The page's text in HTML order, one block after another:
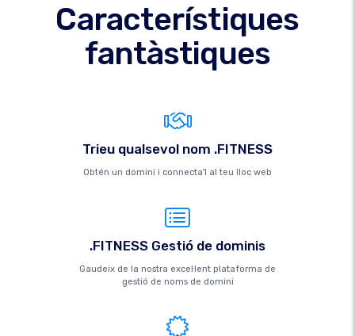
Característiques
fantàstiques
Trieu qualsevol nom .FITNESS
Obtén un domini i connecta'l al teu lloc web
.FITNESS Gestió de dominis
Gaudeix de la nostra excel·lent plataforma de
gestió de noms de domini